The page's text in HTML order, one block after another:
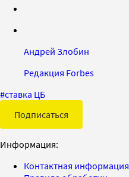
Андрей Злобин
Редакция Forbes
#ставка ЦБ
Подписаться
Информация:
Контактная информация